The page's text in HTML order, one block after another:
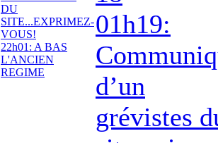
DU
SITE...EXPRIMEZ-
VOUS!
22h01: A BAS
L'ANCIEN
REGIME
01h19:
d’un
grévistes